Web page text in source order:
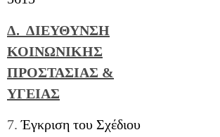
Δ. ΔΙΕΥΘΥΝΣΗ
ΚΟΙΝΩΝΙΚΗΣ
ΠΡΟΣΤΑΣΙΑΣ &
ΥΓΕΙΑΣ
7.Έγκριση του Σχέδιου